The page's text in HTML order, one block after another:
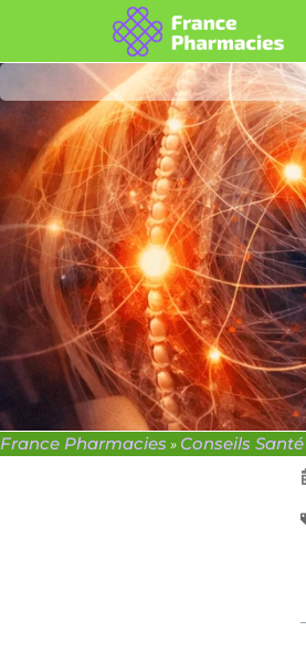
France Pharmacies » Conseils Santé